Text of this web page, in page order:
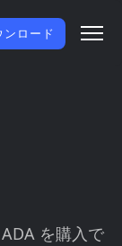
ロード
を購入で